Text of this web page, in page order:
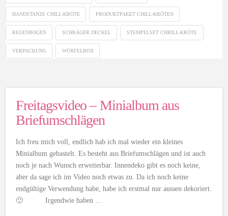
HANDSTANZE CHILL-KRÖTE PRODUKTPAKET CHILL-KRÖTEN
REGENBOGEN SCHRÄGER DECKEL STEMPELSET CHRILL-KRÖTE
VERPACKUNG WÜRFELBOX
Freitagsvideo – Minialbum aus
Briefumschlägen
Ich freu mich voll, endlich hab ich mal wieder ein kleines
Minialbum gebastelt. Es besteht aus Briefumschlägen und ist auch
noch je nach Wunsch erweiterbar. Innendeko gibt es noch keine,
aber da sage ich im Video noch etwas zu. Da ich noch keine
endgültige Verwendung habe, habe ich erstmal nur aussen dekoriert.
🙂 Irgendwie haben …